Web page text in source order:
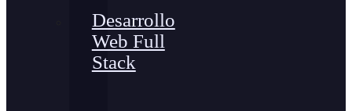
Desarrollo
Web Full
Stack